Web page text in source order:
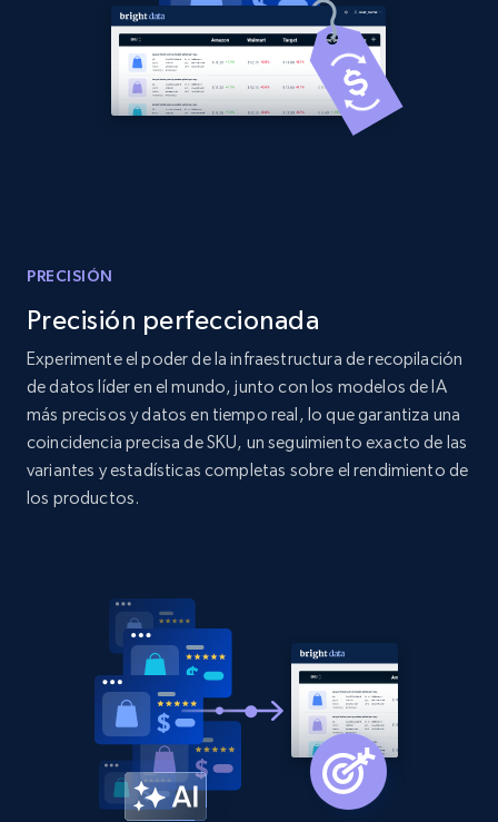
Title, Seller name, Brand, Description, Initial
price, Currency, Availability, Reviews count, and
Comenzar ahora
Amazon products by seller URL
price, Currency, Availability, Reviews count, and
more.
2.1K+ 375+ Comenzar ahora
price, Currency, Availability, Reviews count, and
2.1K+ Comenzar ahora
PRECISIÓN
Precisión perfeccionada
Experimente el poder de la infraestructura de recopilación
de datos líder en el mundo, junto con los modelos de IA
más precisos y datos en tiempo real, lo que garantiza una
coincidencia precisa de SKU, un seguimiento exacto de las
variantes y estadísticas completas sobre el rendimiento de
los productos.